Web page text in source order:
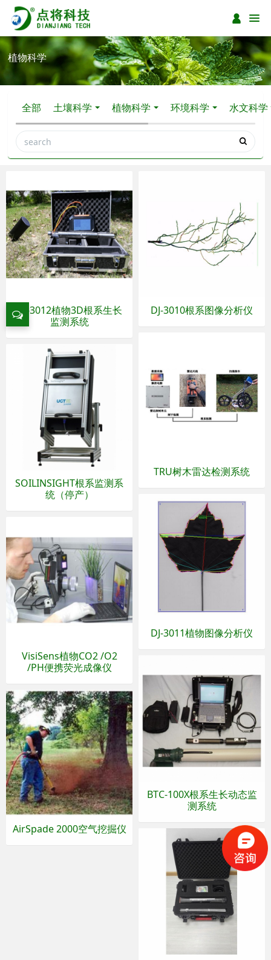
植物科学
全部 土壤科学 植物科学 环境科学 水文科学
DJ-3012植物3D根系生长
监测系统
DJ-3010根系图像分析仪
TRU树木雷达检测系统
SOILINSIGHT根系监测系
统（停产）
DJ-3011植物图像分析仪
VisiSens植物CO2 /O2
/PH便携荧光成像仪
BTC-100X根系生长动态监
测系统
AirSpade 2000空气挖掘仪